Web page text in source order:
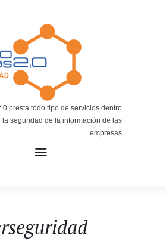
presta todo tipo de servicios dentro
la seguridad de la información de las
empresas
TECNOIDEAS
Noticias tecnológicas.